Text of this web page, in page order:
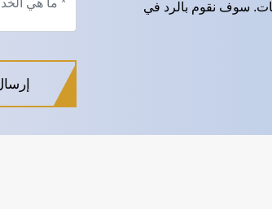
سوف نقوم بالرد في